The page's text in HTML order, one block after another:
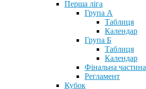
Перша ліга
Група А
Таблиця
Календар
Група Б
Таблиця
Календар
Фінальна частина
Регламент
Кубок